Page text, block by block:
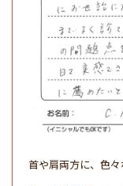
首や肩両方に、色